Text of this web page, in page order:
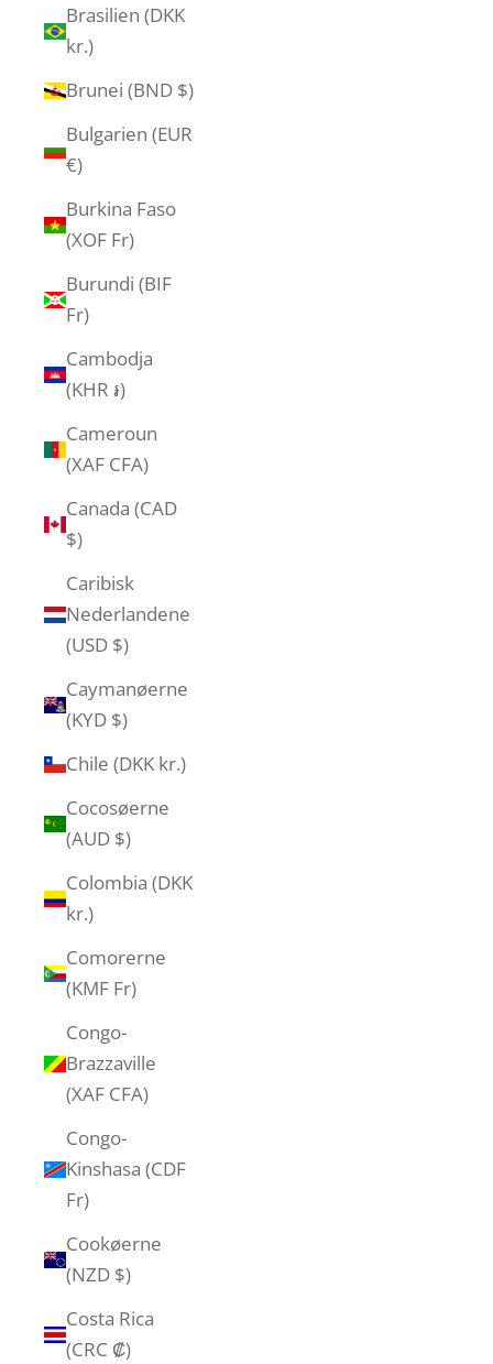
Brasilien (DKK
kr.)
Brunei (BND $)
Bulgarien (EUR
€)
Burkina Faso
(XOF Fr)
Burundi (BIF
Fr)
Cambodja
(KHR ៛)
Cameroun
(XAF CFA)
Canada (CAD
$)
Caribisk
Nederlandene
(USD $)
Caymanøerne
(KYD $)
Chile (DKK kr.)
Cocosøerne
(AUD $)
Colombia (DKK
kr.)
Comorerne
(KMF Fr)
Congo-
Brazzaville
(XAF CFA)
Congo-
Kinshasa (CDF
Fr)
Cookøerne
(NZD $)
Costa Rica
(CRC ₡)